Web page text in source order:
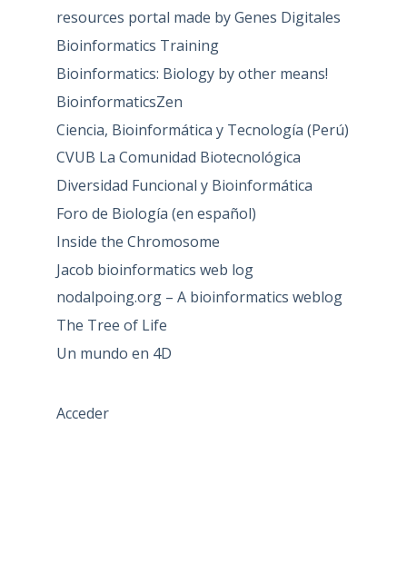
resources portal made by Genes Digitales
Bioinformatics Training
Bioinformatics: Biology by other means!
BioinformaticsZen
Ciencia, Bioinformática y Tecnología (Perú)
CVUB La Comunidad Biotecnológica
Diversidad Funcional y Bioinformática
Foro de Biología (en español)
Inside the Chromosome
Jacob bioinformatics web log
nodalpoing.org – A bioinformatics weblog
The Tree of Life
Un mundo en 4D
Acceder